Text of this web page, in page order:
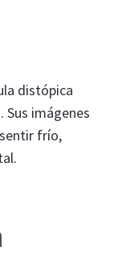
distópica
Sus imágenes
frío,